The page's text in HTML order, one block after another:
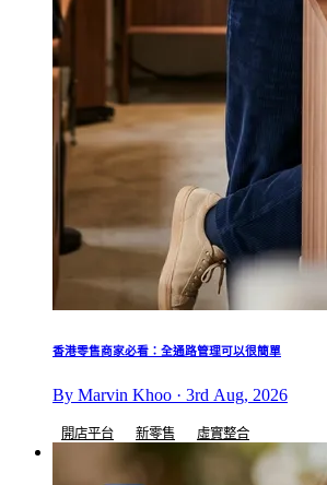
香港零售商家必看：全通路管理可以很簡單
By Marvin Khoo · 3rd Aug, 2026
開店平台 新零售 虛實整合